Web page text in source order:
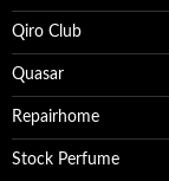
Qiro Club
Quasar
Repairhome
Stock Perfume